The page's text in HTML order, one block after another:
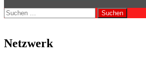
Suchen
nach:
Netzwerk